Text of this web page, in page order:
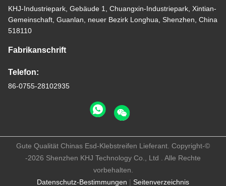
KHJ-Industriepark, Gebäude 1, Chuangxin-Industriepark, Xintian-
Gemeinschaft, Guanlan, neuer Bezirk Longhua, Shenzhen, China
518110
Fabrikanschrift
Telefon:
86-0755-28102935
Datenschutz-Bestimmungen | Seitenverzeichnis
Gute Qualität Chinas Esd-Klebstreifen Lieferant. Copyright-©
-2026 Shenzhen KHJ Technology Co., Ltd . Alle Rechte
vorbehalten.